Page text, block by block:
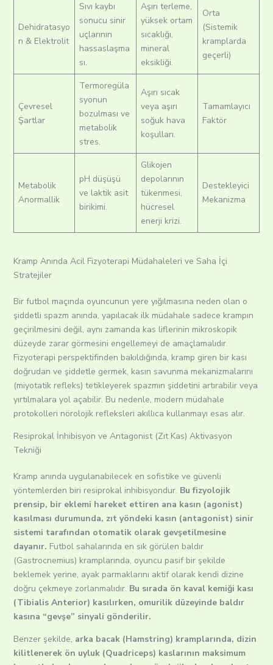
Dehidratasyo
n & Elektrolit
Sıvı kaybı
sonucu sinir
uçlarının
hassaslaşma
sı.
Aşırı terleme,
yüksek ortam
sıcaklığı,
mineral
eksikliği.
Orta
(Sistemik
kramplarda
geçerli)
Çevresel
Şartlar
Termoregüla
syonun
bozulması ve
metabolik
stres.
Aşırı sıcak
veya aşırı
soğuk hava
koşulları.
Tamamlayıcı
Faktör
Metabolik
Anormallik
pH düşüşü
ve laktik asit
birikimi.
Glikojen
depolarının
tükenmesi,
hücresel
enerji krizi.
Destekleyici
Mekanizma
Kramp Anında Acil Fizyoterapi Müdahaleleri ve Saha İçi
Stratejiler
Bir futbol maçında oyuncunun yere yığılmasına neden olan o
şiddetli spazm anında, yapılacak ilk müdahale sadece krampın
geçirilmesini değil, aynı zamanda kas liflerinin mikroskopik
düzeyde zarar görmesini engellemeyi de amaçlamalıdır.
Fizyoterapi perspektifinden bakıldığında, kramp giren bir kası
doğrudan ve şiddetle germek, kasın savunma mekanizmalarını
(miyotatik refleks) tetikleyerek spazmın şiddetini artırabilir veya
yırtılmalara yol açabilir. Bu nedenle, modern müdahale
protokolleri nörolojik refleksleri akıllıca kullanmayı esas alır.
Resiprokal İnhibisyon ve Antagonist (Zıt Kas) Aktivasyon
Tekniği
Kramp anında uygulanabilecek en sofistike ve güvenli
yöntemlerden biri resiprokal inhibisyondur. Bu fizyolojik
prensip, bir eklemi hareket ettiren ana kasın (agonist)
kasılması durumunda, zıt yöndeki kasın (antagonist) sinir
sistemi tarafından otomatik olarak gevşetilmesine
dayanır. Futbol sahalarında en sık görülen baldır
(Gastrocnemius) kramplarında, oyuncu pasif bir şekilde
beklemek yerine, ayak parmaklarını aktif olarak kendi dizine
doğru çekmeye zorlanmalıdır. Bu sırada ön kaval kemiği kası
(Tibialis Anterior) kasılırken, omurilik düzeyinde baldır
kasına “gevşe” sinyali gönderilir.
Benzer şekilde, arka bacak (Hamstring) kramplarında, dizin
kilitlenerek ön uyluk (Quadriceps) kaslarının maksimum